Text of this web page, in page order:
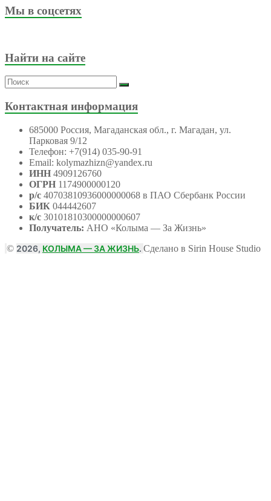
Мы в соцсетях
Найти на сайте
Контактная информация
685000 Россия, Магаданская обл., г. Магадан, ул.
Парковая 9/12
Телефон: +7(914) 035-90-91
Email: kolymazhizn@yandex.ru
ИНН 4909126760
ОГРН 1174900000120
р/с 40703810936000000068 в ПАО Сбербанк России
БИК 044442607
к/с 30101810300000000607
Получатель: АНО «Колыма — За Жизнь»
© 2026, КОЛЫМА — ЗА ЖИЗНЬ. Сделано в Sirin House Studio